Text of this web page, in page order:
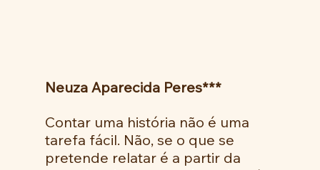
Neuza Aparecida Peres***
Contar uma história não é uma
tarefa fácil. Não, se o que se
pretende relatar é a partir da